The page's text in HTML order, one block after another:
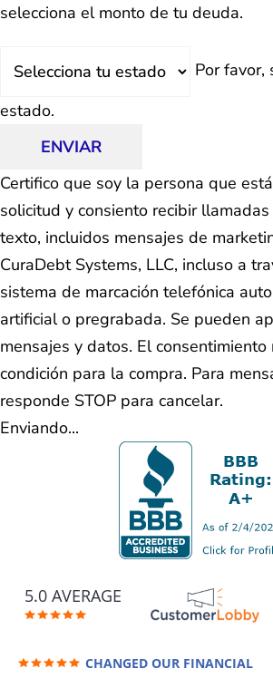
selecciona el monto de tu deuda.
Por favor,
estado.
ENVIAR
Certifico que soy la persona que
solicitud y consiento recibir
texto, incluidos mensajes de
CuraDebt Systems, LLC, incluso a
sistema de marcación telefónica
artificial o pregrabada. Se pueden
mensajes y datos. El consentimiento
condición para la compra. Para
responde STOP para cancelar.
Enviando...
5.0 AVERAGE
CHANGED OUR FINANCIAL